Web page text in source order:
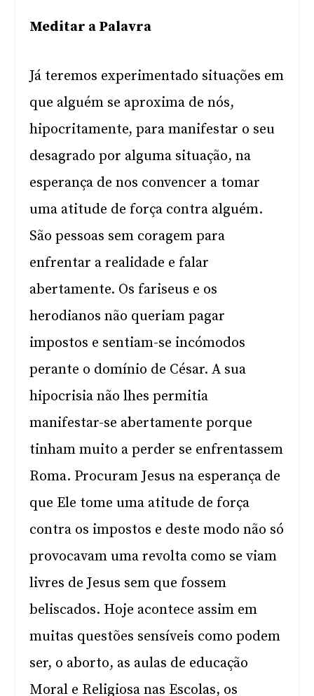
Meditar a Palavra
Já teremos experimentado situações em
que alguém se aproxima de nós,
hipocritamente, para manifestar o seu
desagrado por alguma situação, na
esperança de nos convencer a tomar
uma atitude de força contra alguém.
São pessoas sem coragem para
enfrentar a realidade e falar
abertamente. Os fariseus e os
herodianos não queriam pagar
impostos e sentiam-se incómodos
perante o domínio de César. A sua
hipocrisia não lhes permitia
manifestar-se abertamente porque
tinham muito a perder se enfrentassem
Roma. Procuram Jesus na esperança de
que Ele tome uma atitude de força
contra os impostos e deste modo não só
provocavam uma revolta como se viam
livres de Jesus sem que fossem
beliscados. Hoje acontece assim em
muitas questões sensíveis como podem
ser, o aborto, as aulas de educação
Moral e Religiosa nas Escolas, os